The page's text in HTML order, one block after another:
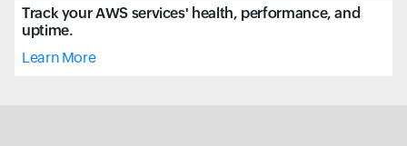
Track your AWS services' health, performance, and
uptime.
Learn More